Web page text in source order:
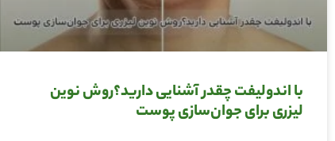
با اندولیفت چقدر آشنایی دارید؟روش نوین
لیزری برای جوان‌سازی پوست